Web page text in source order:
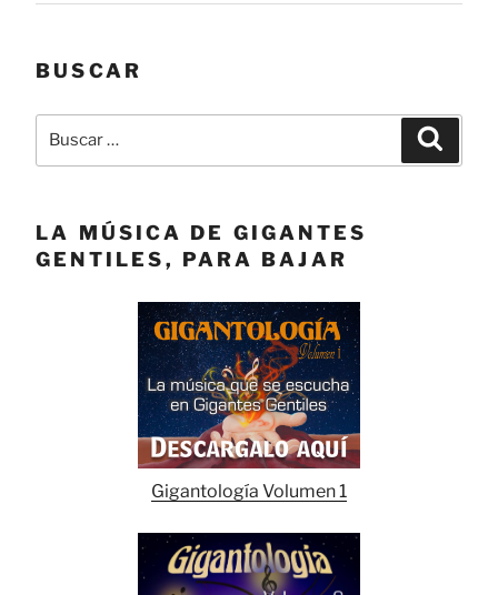
BUSCAR
Buscar
LA MÚSICA DE GIGANTES
GENTILES, PARA BAJAR
Gigantología Volumen 1